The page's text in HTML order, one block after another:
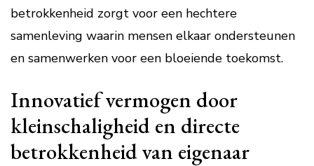
betrokkenheid zorgt voor een hechtere
samenleving waarin mensen elkaar ondersteunen
en samenwerken voor een bloeiende toekomst.
Innovatief vermogen door
kleinschaligheid en directe
betrokkenheid van eigenaar